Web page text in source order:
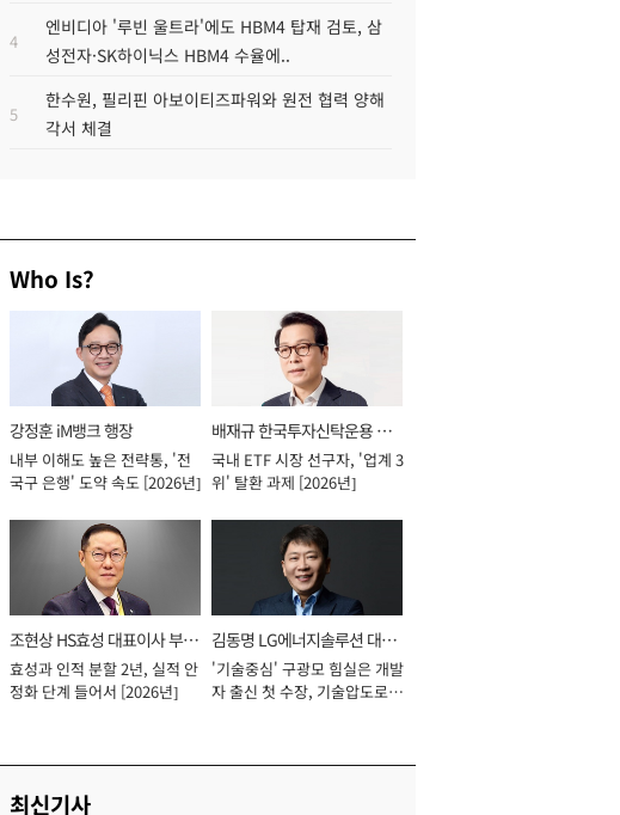
4
엔비디아 '루빈 울트라'에도 HBM4 탑재 검토, 삼
성전자·SK하이닉스 HBM4 수율에..
5
한수원, 필리핀 아보이티즈파워와 원전 협력 양해
각서 체결
Who Is?
강정훈 iM뱅크 행장
내부 이해도 높은 전략통, '전
국구 은행' 도약 속도 [2026년]
배재규 한국투자신탁운용 대
표이사 사장
국내 ETF 시장 선구자, '업계 3
위' 탈환 과제 [2026년]
조현상 HS효성 대표이사 부회
장
효성과 인적 분할 2년, 실적 안
정화 단계 들어서 [2026년]
김동명 LG에너지솔루션 대표
이사 사장
'기술중심' 구광모 힘실은 개발
자 출신 첫 수장, 기술압도로
최신기사